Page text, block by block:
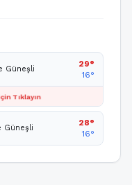
Güneşli
29°
16°
Tıklayın
Güneşli
28°
16°